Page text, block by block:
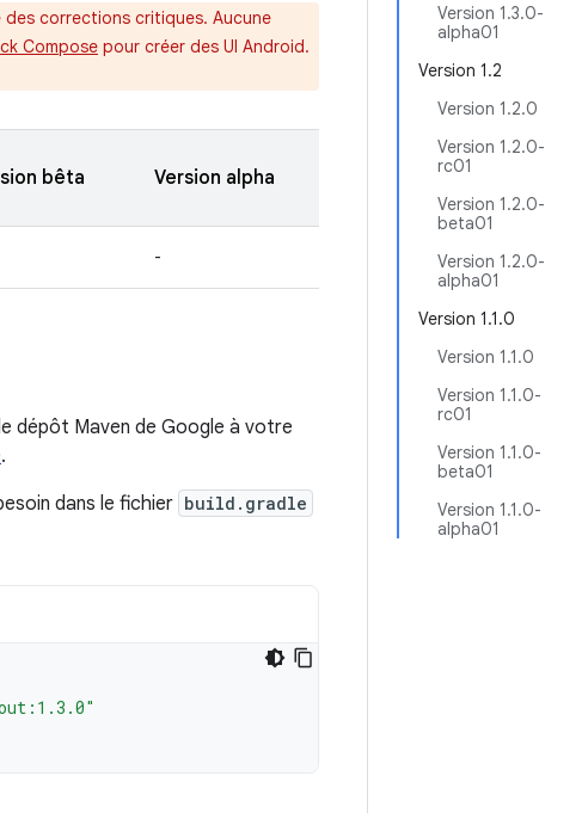
Version 1.3.0-
alpha01
Version 1.2
Version 1.2.0
Version 1.2.0-
rc01
Version 1.2.0-
beta01
Version 1.2.0-
alpha01
Version 1.1.0
Version 1.1.0
Version 1.1.0-
rc01
Version 1.1.0-
beta01
Version 1.1.0-
alpha01
corrections critiques. Aucune
Compose pour créer des UI Android.
bêta Version alpha
-
dépôt Maven de Google à votre
.
dans le fichier build.gradle